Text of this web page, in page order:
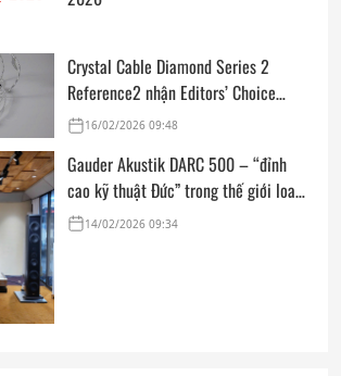
Crystal Cable Diamond Series 2
Reference2 nhận Editors’ Choice
Award: Dedicated Audio 2026 từ The
16/02/2026 09:48
Gauder Akustik DARC 500 – “đỉnh
cao kỹ thuật Đức” trong thế giới loa
hi-end tham chiếu
14/02/2026 09:34